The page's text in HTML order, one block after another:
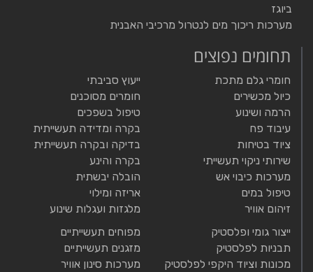
ביוגז
מערכות ריכוך מים לנטרול מרכיבי האבנית
תחומים נפוצים
חומרי גלם מתכת
כיול מכשירים
הרמה ושינוע
עיבוד פח
ציוד בטיחות
שירותי ניקוי תעשייתי
מערכות כיבוי אש
טיפול במים
זיהום אוויר
ייעוץ סביבתי
חומרים מסוכנים
טיפול בשפכים
בקרה ומדידה תעשייתית
בדיקה ובקרה תעשייתית
בקרה והינע
הובלה יבשתית
אריזה ומילוי
מלגזות ועגלות שינוע
ייצור גומי ופלסטיק
תבניות לפלסטיק
מכונות וציוד היקפי לפלסטיק
מפוחים תעשייתיים
מזגנים תעשייתיים
מערכות סינון אוויר